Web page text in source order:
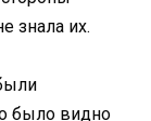
знала их.
было видно